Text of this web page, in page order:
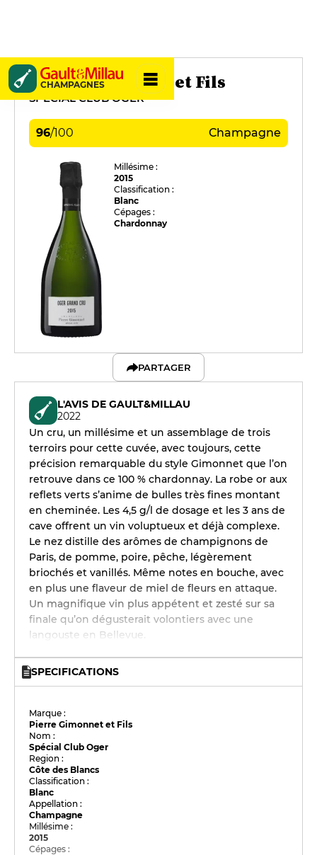
CHAMPAGNES
Pierre Gimonnet et Fils
SPÉCIAL CLUB OGER
96/100 Champagne
Millésime :
2015
Classification :
Blanc
Cépages :
Chardonnay
PARTAGER
L'AVIS DE GAULT&MILLAU
2022
Un cru, un millésime et un assemblage de trois
terroirs pour cette cuvée, avec toujours, cette
précision remarquable du style Gimonnet que l’on
retrouve dans ce 100 % chardonnay. La robe or aux
reflets verts s’anime de bulles très fines montant
en cheminée. Les 4,5 g/l de dosage et les 3 ans de
cave offrent un vin voluptueux et déjà complexe.
Le nez distille des arômes de champignons de
Paris, de pomme, poire, pêche, légèrement
briochés et vanillés. Même notes en bouche, avec
en plus une flaveur de miel de fleurs en attaque.
Un magnifique vin plus appétent et zesté sur sa
finale qu’on dégusterait volontiers avec une
langouste en Bellevue.
SPECIFICATIONS
Marque :
Pierre Gimonnet et Fils
Nom :
Spécial Club Oger
Region :
Côte des Blancs
Classification :
Blanc
Appellation :
Champagne
Millésime :
2015
Cépages :